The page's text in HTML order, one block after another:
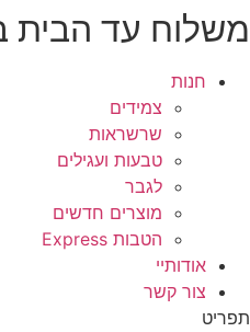
דלג
לתוכן
משלוח עד הבית בעלות של
חנות
צמידים
שרשראות
טבעות ועגילים
לגבר
מוצרים חדשים
הטבות Express
אודותיי
צור קשר
תפריט